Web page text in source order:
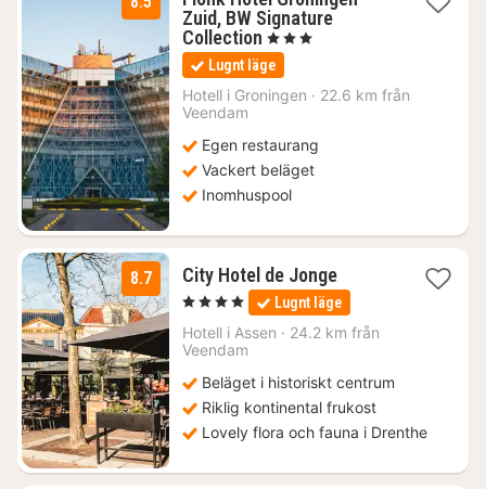
Zuid, BW Signature
Collection 1
natt
från
1140
, 3 Stjärnor
Lugnt läge
Hotell i Groningen · 22.6 km från
Veendam
Egen restaurang
Vackert beläget
Inomhuspool
8.7 City Hotel de Jonge1
natt
från
1199
, 4 Stjärnor Lugnt läge
Hotell i Assen · 24.2 km från
Veendam
Beläget i historiskt centrum
Riklig kontinental frukost
Lovely flora och fauna i Drenthe